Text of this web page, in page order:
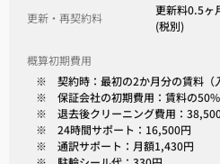
更新・再契約料
更新料0.5ヶ
(税別)
概算初期費用
※ 契約時：最初の2か月分の賃料（
※ 保証会社の初期費用：賃料の50%
※ 退去後クリーニング費用：
※ 24時間サポート：16,500円
※ 通訳サポート：月額1,430円